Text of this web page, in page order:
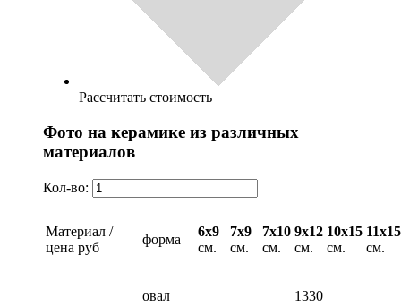
Рассчитать стоимость
Фото на керамике из различных
материалов
Кол-во:
Материал /
цена руб
форма
6х9
см.
7х9
см.
7х10
см.
9х12
см.
10х15
см.
11х15
см.
овал
1330